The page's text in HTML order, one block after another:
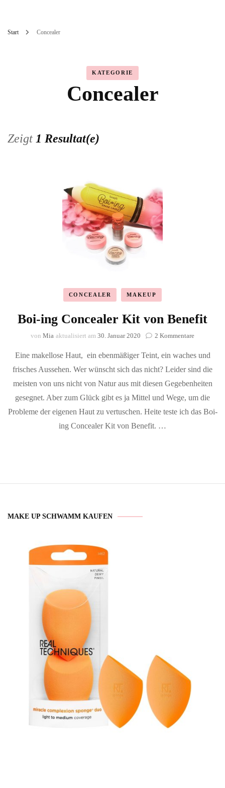
Start Concealer
KATEGORIE
Concealer
Zeigt 1 Resultat(e)
CONCEALER MAKEUP
Boi-ing Concealer Kit von Benefit
von Mia aktualisiert am 30. Januar 2020 2 Kommentarezu
ing
Concealer
von
Benefit
Eine makellose Haut, ein ebenmäßiger Teint, ein waches und
frisches Aussehen. Wer wünscht sich das nicht? Leider sind die
meisten von uns nicht von Natur aus mit diesen Gegebenheiten
gesegnet. Aber zum Glück gibt es ja Mittel und Wege, um die
Probleme der eigenen Haut zu vertuschen. Heite teste ich das Boi-
ing Concealer Kit von Benefit. …
MAKE UP SCHWAMM KAUFEN